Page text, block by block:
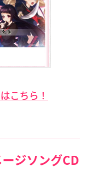
こちら！
ジソングCD